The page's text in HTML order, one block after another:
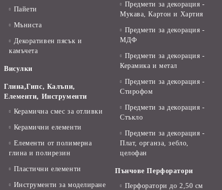
Пайети
Мъниста
Декоративен пясък и
камъчета
Висулки
Глина,Гипс, Калъпи,
Елементи, Инструменти
Керамична смес за отливки
Керамични елементи
Елементи от полимерна
глина и полирезин
Пластични елементи
Инструменти за моделиране
Предмети за декорация -
Мукава, Картон и Хартия
Предмети за декорация -
МДФ
Предмети за декорация -
Керамика и метал
Предмети за декорация -
Стирофом
Предмети за декорация -
Стъкло
Предмети за декорация -
Плат, органза, зебло,
целофан
Пънчове Перфоратори
Перфоратори до 2,50 см